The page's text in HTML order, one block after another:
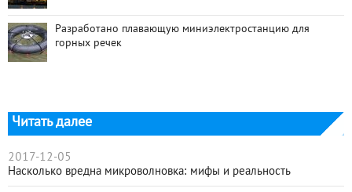
Разработано плавающую миниэлектростанцию для
горных речек
Читать далее
2017-12-05
Насколько вредна микроволновка: мифы и реальность